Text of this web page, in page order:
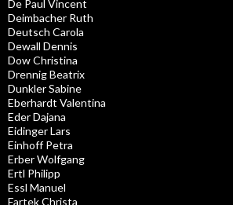
De Paul Vincent
Deimbacher Ruth
Deutsch Carola
Dewall Dennis
Dow Christina
Drennig Beatrix
Dunkler Sabine
Eberhardt Valentina
Eder Dajana
Eidinger Lars
Einhoff Petra
Erber Wolfgang
Ertl Philipp
Essl Manuel
Fartek Christa